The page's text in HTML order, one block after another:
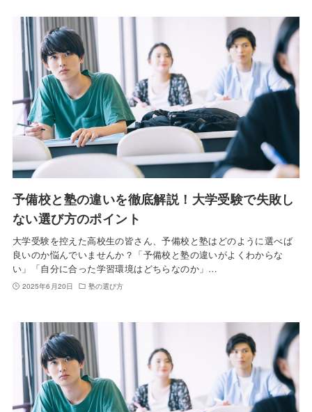
予備校と塾の違いを徹底解説！大学受験で失敗し
ない選び方のポイント
大学受験を控えた高校生の皆さん、予備校と塾はどのように選べば
良いのか悩んでいませんか？「予備校と塾の違いがよくわからな
い」「自分に合った学習環境はどちらなのか」…
2025年6月20日 塾の選び方